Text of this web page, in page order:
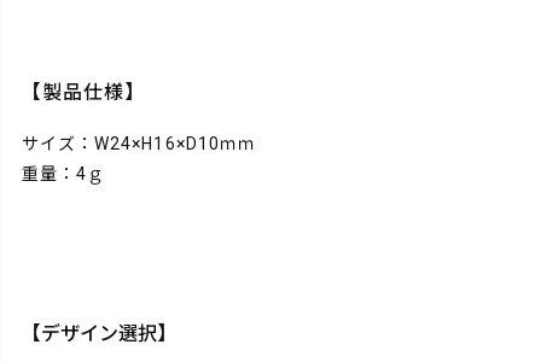
【製品仕様】
サイズ：W24×H16×D10ｍｍ
重量：4ｇ
【デザイン選択】